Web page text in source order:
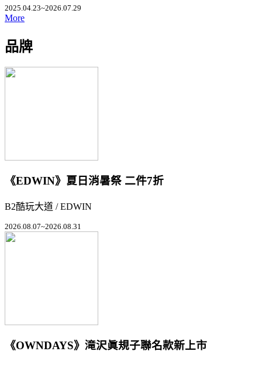
2025.04.23~2026.07.29
More
品牌
《EDWIN》夏日消暑祭 二件7折
B2酷玩大道 / EDWIN
2026.08.07~2026.08.31
《OWNDAYS》滝沢眞規子聯名款新上市